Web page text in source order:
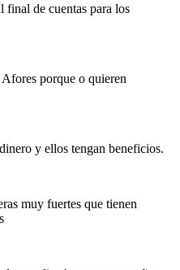
final de cuentas para los
porque o quieren
y ellos tengan beneficios.
muy fuertes que tienen